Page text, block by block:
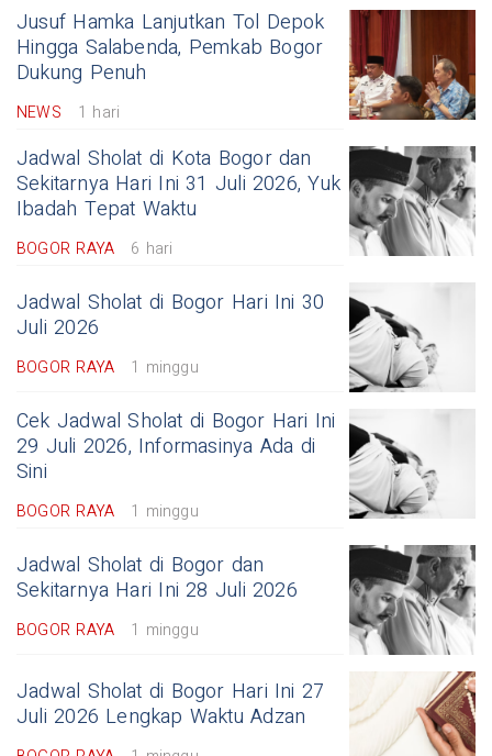
Jusuf Hamka Lanjutkan Tol Depok
Hingga Salabenda, Pemkab Bogor
Dukung Penuh
NEWS 1 hari
Jadwal Sholat di Kota Bogor dan
Sekitarnya Hari Ini 31 Juli 2026, Yuk
Ibadah Tepat Waktu
BOGOR RAYA 6 hari
Jadwal Sholat di Bogor Hari Ini 30
Juli 2026
BOGOR RAYA 1 minggu
Cek Jadwal Sholat di Bogor Hari Ini
29 Juli 2026, Informasinya Ada di
Sini
BOGOR RAYA 1 minggu
Jadwal Sholat di Bogor dan
Sekitarnya Hari Ini 28 Juli 2026
BOGOR RAYA 1 minggu
Jadwal Sholat di Bogor Hari Ini 27
Juli 2026 Lengkap Waktu Adzan